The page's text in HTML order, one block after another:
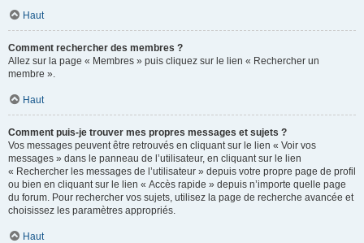
Haut
Comment rechercher des membres ?
Allez sur la page « Membres » puis cliquez sur le lien « Rechercher un
membre ».
Haut
Comment puis-je trouver mes propres messages et sujets ?
Vos messages peuvent être retrouvés en cliquant sur le lien « Voir vos
messages » dans le panneau de l’utilisateur, en cliquant sur le lien
« Rechercher les messages de l’utilisateur » depuis votre propre page de profil
ou bien en cliquant sur le lien « Accès rapide » depuis n’importe quelle page
du forum. Pour rechercher vos sujets, utilisez la page de recherche avancée et
choisissez les paramètres appropriés.
Haut